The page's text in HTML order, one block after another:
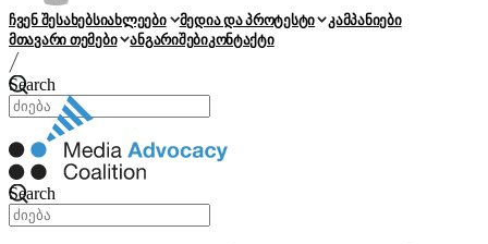
ჩვენ შესახებსიახლეები მედია და პროტესტი
კამპანიები
მთავარი თემები
ანგარიშებიკონტაქტი
Search
Search